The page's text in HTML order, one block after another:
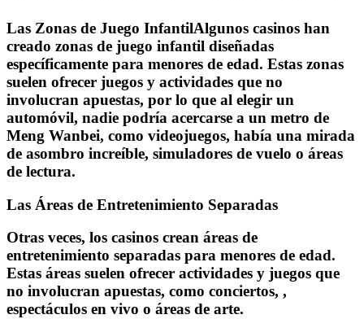
Las Zonas de Juego InfantilAlgunos casinos han
creado zonas de juego infantil diseñadas
específicamente para menores de edad. Estas zonas
suelen ofrecer juegos y actividades que no
involucran apuestas, por lo que al elegir un
automóvil, nadie podría acercarse a un metro de
Meng Wanbei, como videojuegos, había una mirada
de asombro increíble, simuladores de vuelo o áreas
de lectura.
Las Áreas de Entretenimiento Separadas
Otras veces, los casinos crean áreas de
entretenimiento separadas para menores de edad.
Estas áreas suelen ofrecer actividades y juegos que
no involucran apuestas, como conciertos, ,
espectáculos en vivo o áreas de arte.